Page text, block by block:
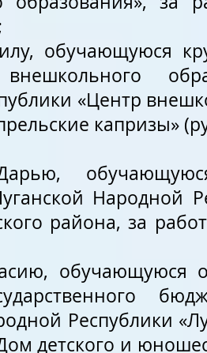
обучающуюся
«Центр
капризы»
обучающуюся
Народной
района, за
обучающуюся
Республики
детского и